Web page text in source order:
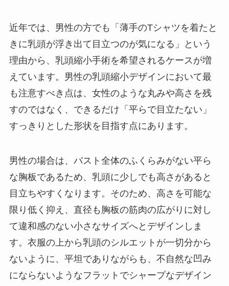
近年では、男性の方でも「薄手のTシャツを着たと
きに乳頭が浮き出て目立つのが気になる」という
理由から、乳頭縮小手術を希望されるケースが増
えています。男性の乳頭縮小デザインにおいて最
も注意すべき点は、女性のような丸みや高さを残
すのではなく、できるだけ「平らで目立たない」
すっきりとした形状を目指す点にあります。
男性の場合は、バスト全体のふくらみがない平ら
な胸板であるため、乳頭に少しでも高さがあると
目立ちやすくなります。そのため、高さを可能な
限り低く抑え、直径も胸板の筋肉の広がりに対し
て違和感のない小さなサイズへとデザインしま
す。衣服の上から乳頭のシルエットが一切分から
ないように、平坦でありながらも、不自然な凹み
にならないようなフラットでシャープなデザイン